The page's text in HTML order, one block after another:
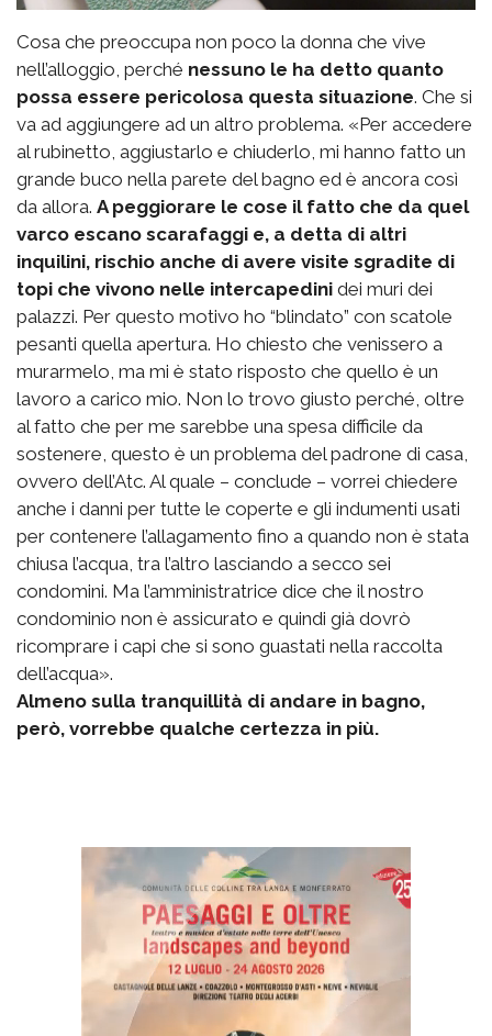
Cosa che preoccupa non poco la donna che vive
nell’alloggio, perché nessuno le ha detto quanto
possa essere pericolosa questa situazione. Che si
va ad aggiungere ad un altro problema. «Per accedere
al rubinetto, aggiustarlo e chiuderlo, mi hanno fatto un
grande buco nella parete del bagno ed è ancora così
da allora. A peggiorare le cose il fatto che da quel
varco escano scarafaggi e, a detta di altri
inquilini, rischio anche di avere visite sgradite di
topi che vivono nelle intercapedini dei muri dei
palazzi. Per questo motivo ho “blindato” con scatole
pesanti quella apertura. Ho chiesto che venissero a
murarmelo, ma mi è stato risposto che quello è un
lavoro a carico mio. Non lo trovo giusto perché, oltre
al fatto che per me sarebbe una spesa difficile da
sostenere, questo è un problema del padrone di casa,
ovvero dell’Atc. Al quale – conclude – vorrei chiedere
anche i danni per tutte le coperte e gli indumenti usati
per contenere l’allagamento fino a quando non è stata
chiusa l’acqua, tra l’altro lasciando a secco sei
condomini. Ma l’amministratrice dice che il nostro
condominio non è assicurato e quindi già dovrò
ricomprare i capi che si sono guastati nella raccolta
dell’acqua».
Almeno sulla tranquillità di andare in bagno,
però, vorrebbe qualche certezza in più.